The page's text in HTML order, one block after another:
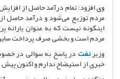
وی افزود: تمام درآمد حاصل از
مردم توزیع می‌شود و درآمد حاصل
اینگونه نیست که به عنوان یارانه
مردم است و بخشی صرف پرداخت سایر
وزیرنفتدر پاسخ به سوالی در
خبری از استیضاح ندارم و اکنون